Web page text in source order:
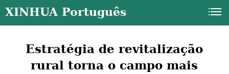
XINHUA Português
Estratégia de revitalização
rural torna o campo mais